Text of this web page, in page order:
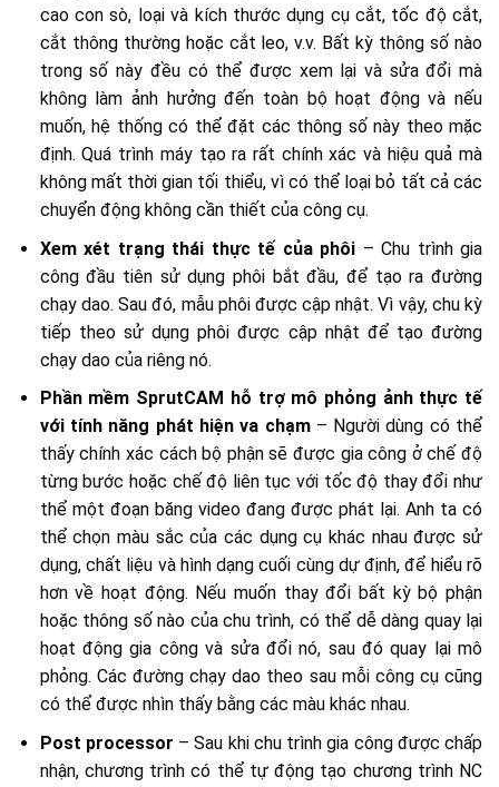
cao con sò, loại và kích thước dụng cụ cắt, tốc độ cắt,
cắt thông thường hoặc cắt leo, v.v. Bất kỳ thông số nào
trong số này đều có thể được xem lại và sửa đổi mà
không làm ảnh hưởng đến toàn bộ hoạt động và nếu
muốn, hệ thống có thể đặt các thông số này theo mặc
định. Quá trình máy tạo ra rất chính xác và hiệu quả mà
không mất thời gian tối thiểu, vì có thể loại bỏ tất cả các
chuyển động không cần thiết của công cụ.
Xem xét trạng thái thực tế của phôi – Chu trình gia
công đầu tiên sử dụng phôi bắt đầu, để tạo ra đường
chạy dao. Sau đó, mẫu phôi được cập nhật. Vì vậy, chu kỳ
tiếp theo sử dụng phôi được cập nhật để tạo đường
chạy dao của riêng nó.
Phần mềm SprutCAM hỗ trợ mô phỏng ảnh thực tế
với tính năng phát hiện va chạm– Người dùng có thể
thấy chính xác cách bộ phận sẽ được gia công ở chế độ
từng bước hoặc chế độ liên tục với tốc độ thay đổi như
thể một đoạn băng video đang được phát lại. Anh ta có
thể chọn màu sắc của các dụng cụ khác nhau được sử
dụng, chất liệu và hình dạng cuối cùng dự định, để hiểu rõ
hơn về hoạt động. Nếu muốn thay đổi bất kỳ bộ phận
hoặc thông số nào của chu trình, có thể dễ dàng quay lại
hoạt động gia công và sửa đổi nó, sau đó quay lại mô
phỏng. Các đường chạy dao theo sau mỗi công cụ cũng
có thể được nhìn thấy bằng các màu khác nhau.
Post processor – Sau khi chu trình gia công được chấp
nhận, chương trình có thể tự động tạo chương trình NC